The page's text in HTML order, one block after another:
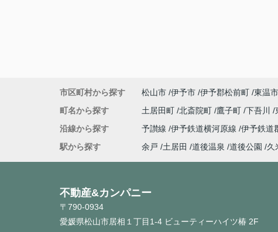
市区町村から探す 松山市 伊予市 伊予郡松前町 東温市
町名から探す
土居田町 北斎院町 鷹子町 下吾川
沿線から探す
予讃線 伊予鉄道横河原線 伊予鉄道
駅から探す
余戸 土居田 道後温泉 道後公園 久
不動産&カンパニー
〒790-0934
愛媛県松山市居相１丁目1-4 ビューティーハイツ椿 2F